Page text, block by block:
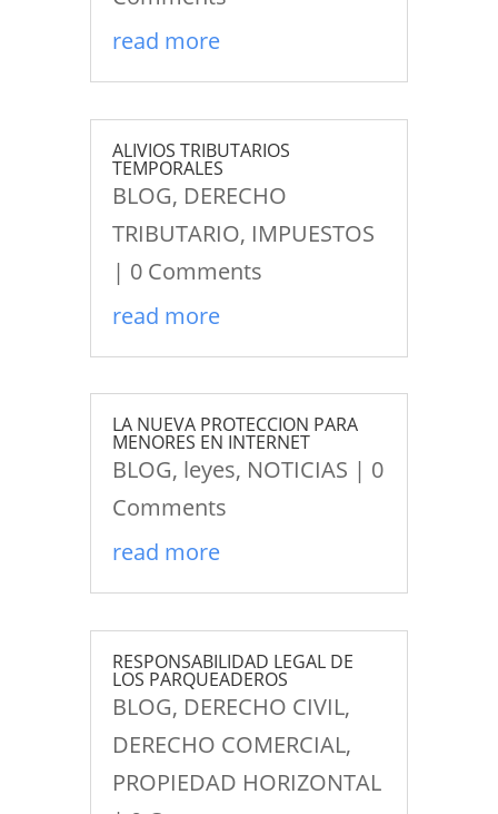
read more
ALIVIOS TRIBUTARIOS
TEMPORALES
BLOG, DERECHO
TRIBUTARIO, IMPUESTOS
| 0 Comments
read more
LA NUEVA PROTECCION PARA
MENORES EN INTERNET
BLOG, leyes, NOTICIAS | 0
Comments
read more
RESPONSABILIDAD LEGAL DE
LOS PARQUEADEROS
BLOG, DERECHO CIVIL,
DERECHO COMERCIAL,
PROPIEDAD HORIZONTAL